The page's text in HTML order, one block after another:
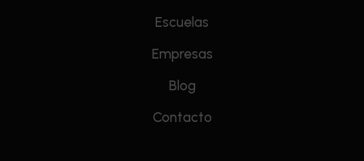
Escuelas
Empresas
Blog
Contacto